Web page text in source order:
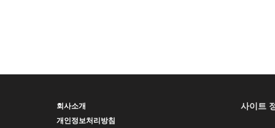
회사소개
개인정보처리방침
사이트